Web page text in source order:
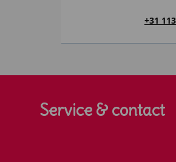
+31
Service & contact